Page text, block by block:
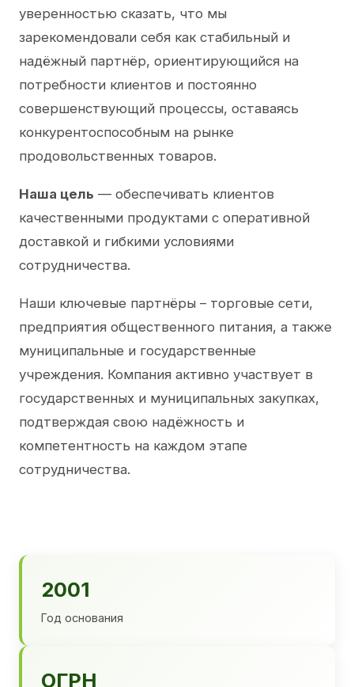
уверенностью сказать, что мы
зарекомендовали себя как стабильный и
надёжный партнёр, ориентирующийся на
потребности клиентов и постоянно
совершенствующий процессы, оставаясь
конкурентоспособным на рынке
продовольственных товаров.
Наша цель — обеспечивать клиентов
качественными продуктами с оперативной
доставкой и гибкими условиями
сотрудничества.
Наши ключевые партнёры – торговые сети,
предприятия общественного питания, а также
муниципальные и государственные
учреждения. Компания активно участвует в
государственных и муниципальных закупках,
подтверждая свою надёжность и
компетентность на каждом этапе
сотрудничества.
2001
Год основания
ОГРН